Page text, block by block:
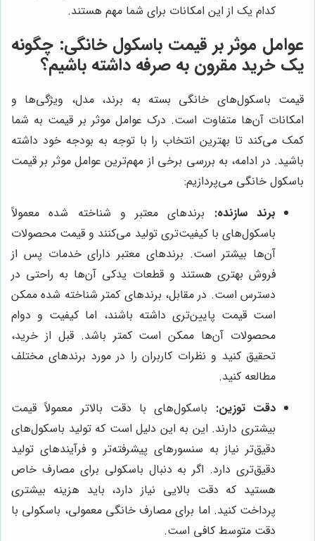
کدام یک از این امکانات برای شما مهم هستند.
عوامل موثر بر قیمت باسکول خانگی: چگونه
یک خرید مقرون به صرفه داشته باشیم؟
قیمت باسکول‌های خانگی بسته به برند، مدل، ویژگی‌ها و
امکانات آن‌ها متفاوت است. درک عوامل موثر بر قیمت به شما
کمک می‌کند تا بهترین انتخاب را با توجه به بودجه خود داشته
باشید. در ادامه، به بررسی برخی از مهم‌ترین عوامل موثر بر قیمت
باسکول خانگی می‌پردازیم:
برند سازنده: برندهای معتبر و شناخته شده معمولاً
باسکول‌های با کیفیت‌تری تولید می‌کنند و قیمت محصولات
آن‌ها بیشتر است. برندهای معتبر دارای خدمات پس از
فروش بهتری هستند و قطعات یدکی آن‌ها به راحتی در
دسترس است. در مقابل، برندهای کمتر شناخته شده ممکن
است قیمت پایین‌تری داشته باشند، اما کیفیت و دوام
محصولات آن‌ها ممکن است کمتر باشد. قبل از خرید،
تحقیق کنید و نظرات کاربران را در مورد برندهای مختلف
مطالعه کنید.
دقت توزین: باسکول‌های با دقت بالاتر معمولاً قیمت
بیشتری دارند. این به این دلیل است که تولید باسکول‌های
دقیق‌تر نیاز به سنسورهای پیشرفته‌تر و فرآیندهای تولید
دقیق‌تری دارد. اگر به دنبال باسکولی برای مصارف خاص
هستید که دقت بالایی نیاز دارد، باید هزینه بیشتری
پرداخت کنید. اما برای مصارف خانگی معمولی، باسکولی با
دقت متوسط ​​کافی است.